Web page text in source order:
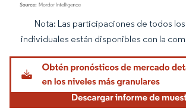
Imagen © Mordor Intelligence. El uso requiere atribución
Nota: Las participaciones de todos
individuales están disponibles con la